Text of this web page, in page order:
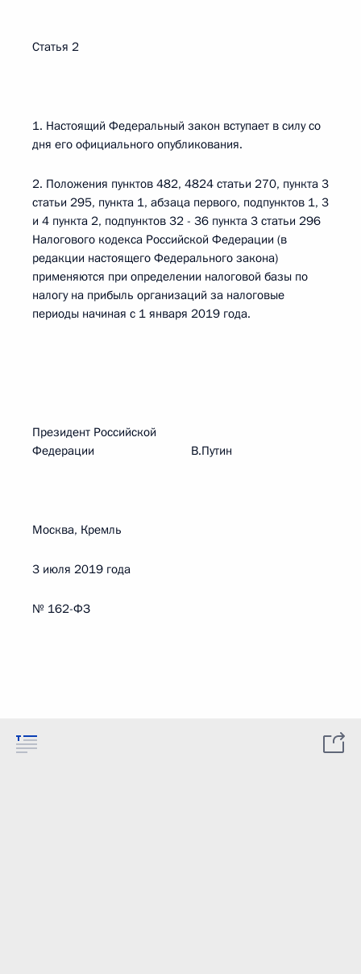
Статья 2
1. Настоящий Федеральный закон вступает в силу со
дня его официального опубликования.
2. Положения пунктов 482, 4824 статьи 270, пункта 3
статьи 295, пункта 1, абзаца первого, подпунктов 1, 3
и 4 пункта 2, подпунктов 32 - 36 пункта 3 статьи 296
Налогового кодекса Российской Федерации (в
редакции настоящего Федерального закона)
применяются при определении налоговой базы по
налогу на прибыль организаций за налоговые
периоды начиная с 1 января 2019 года.
Президент Российской
Федерации В.Путин
Москва, Кремль
3 июля 2019 года
№ 162-ФЗ